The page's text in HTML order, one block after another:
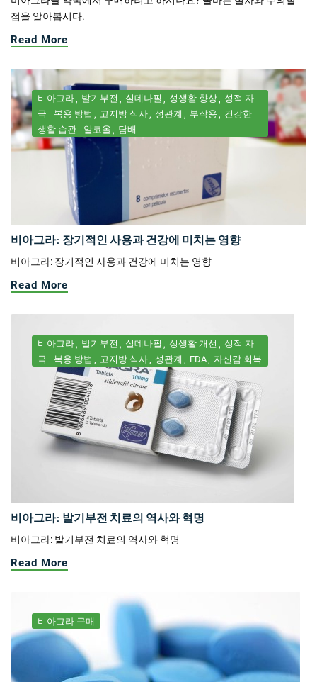
점을 알아봅시다.
Read More
비아그라 발기부전 실데나필 성생활 향상
성적 자
극
복용 방법 고지방 식사 성관계 부작용
건강한
생활 습관
알코올 담배
비아그라: 장기적인 사용과 건강에 미치는 영향
비아그라: 장기적인 사용과 건강에 미치는 영향
Read More
비아그라 발기부전 실데나필 성생활 개선
성적 자
극
복용 방법 고지방 식사 성관계 FDA 자신감 회복
비아그라: 발기부전 치료의 역사와 혁명
비아그라: 발기부전 치료의 역사와 혁명
Read More
비아그라 구매